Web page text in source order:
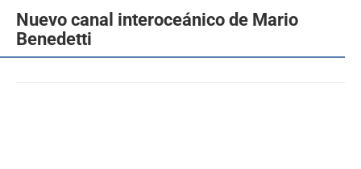
Nuevo canal interoceánico de Mario
Benedetti